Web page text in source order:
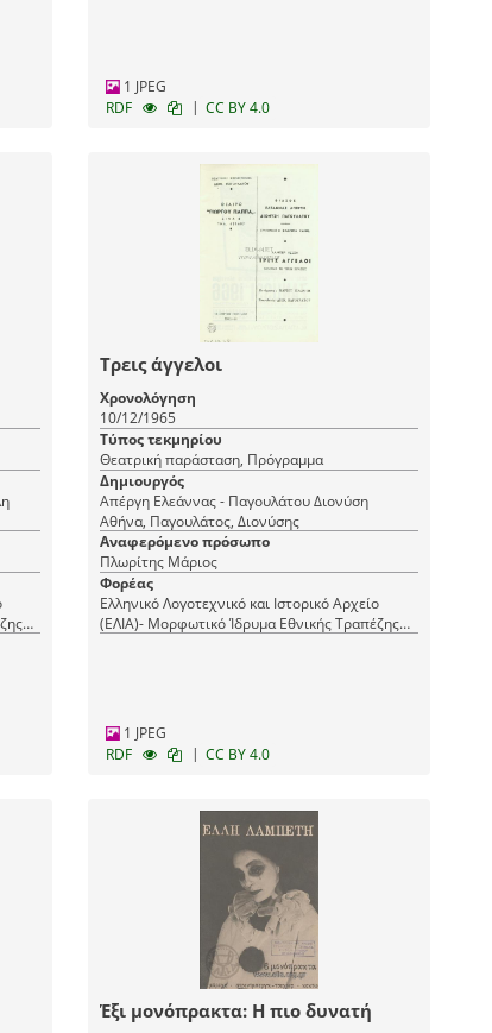
1 JPEG
RDF
| CC BY 4.0
Τρεις άγγελοι
Χρονολόγηση
10/12/1965
Τύπος τεκμηρίου
Θεατρική παράσταση, Πρόγραμμα
Δημιουργός
Απέργη Ελεάννας - Παγουλάτου Διονύση
Αθήνα, Παγουλάτος, Διονύσης
Αναφερόμενο πρόσωπο
Πλωρίτης Μάριος
Φορέας
Ελληνικό Λογοτεχνικό και Ιστορικό Αρχείο
(ΕΛΙΑ)- Μορφωτικό Ίδρυμα Εθνικής Τραπέζης
1 JPEG
RDF
| CC BY 4.0
Έξι μονόπρακτα: Η πιο δυνατή